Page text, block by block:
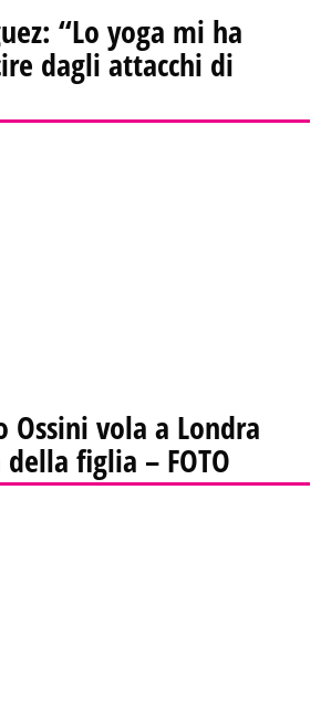
“Lo yoga mi ha
dagli attacchi di
Ossini vola a Londra
figlia – FOTO